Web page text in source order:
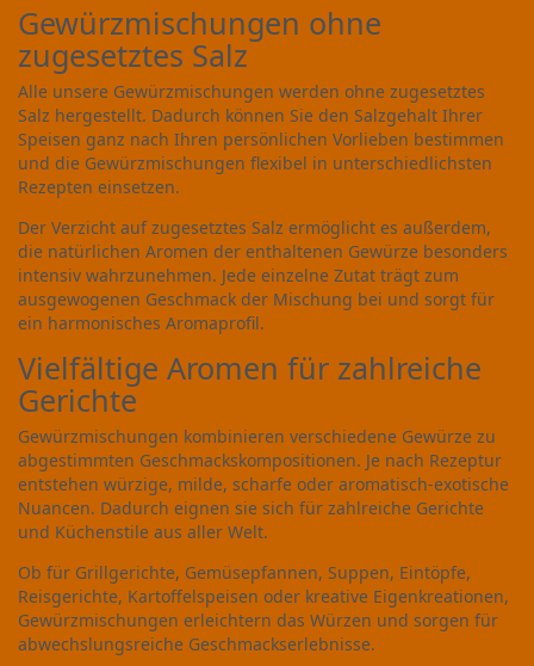
Gewürzmischungen ohne
zugesetztes Salz
Alle unsere Gewürzmischungen werden ohne zugesetztes
Salz hergestellt. Dadurch können Sie den Salzgehalt Ihrer
Speisen ganz nach Ihren persönlichen Vorlieben bestimmen
und die Gewürzmischungen flexibel in unterschiedlichsten
Rezepten einsetzen.
Der Verzicht auf zugesetztes Salz ermöglicht es außerdem,
die natürlichen Aromen der enthaltenen Gewürze besonders
intensiv wahrzunehmen. Jede einzelne Zutat trägt zum
ausgewogenen Geschmack der Mischung bei und sorgt für
ein harmonisches Aromaprofil.
Vielfältige Aromen für zahlreiche
Gerichte
Gewürzmischungen kombinieren verschiedene Gewürze zu
abgestimmten Geschmackskompositionen. Je nach Rezeptur
entstehen würzige, milde, scharfe oder aromatisch-exotische
Nuancen. Dadurch eignen sie sich für zahlreiche Gerichte
und Küchenstile aus aller Welt.
Ob für Grillgerichte, Gemüsepfannen, Suppen, Eintöpfe,
Reisgerichte, Kartoffelspeisen oder kreative Eigenkreationen,
Gewürzmischungen erleichtern das Würzen und sorgen für
abwechslungsreiche Geschmackserlebnisse.